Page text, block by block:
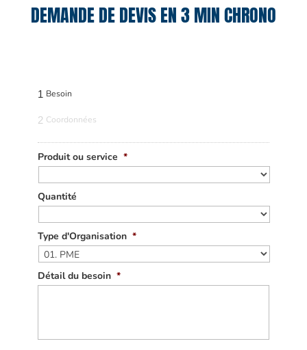
DEMANDE DE DEVIS EN 3 MIN CHRONO
1 Besoin
2 Coordonnées
Produit ou service *
Quantité
Type d'Organisation *
Détail du besoin *